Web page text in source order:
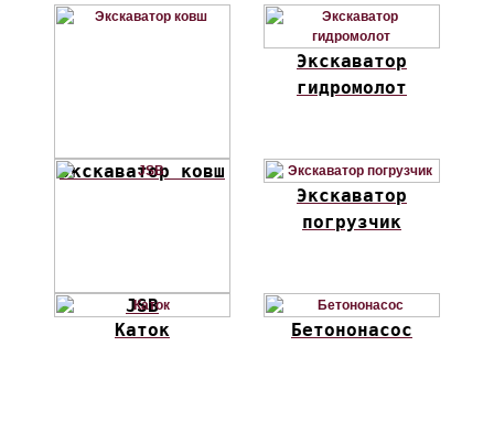
Экскаватор ковш
Экскаватор
гидромолот
JSB
Экскаватор
погрузчик
Каток Бетононасос